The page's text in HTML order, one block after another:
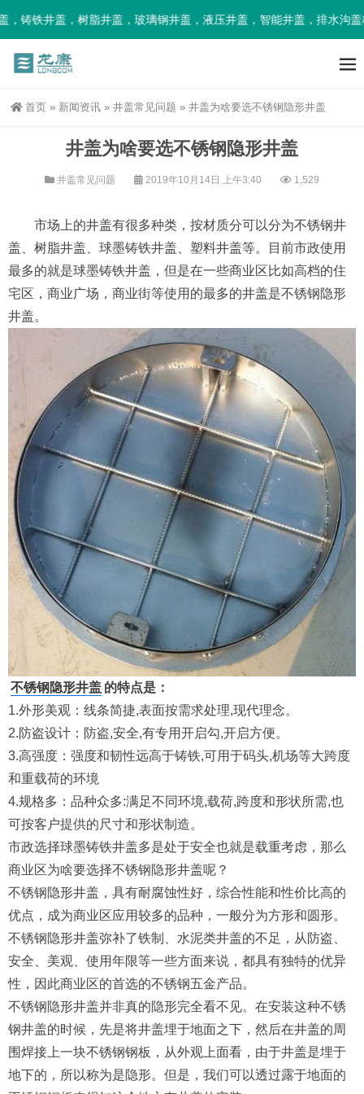
铁井盖，树脂井盖，玻璃钢井盖，液压井盖，智能井盖，排水沟盖
首页 » 新闻资讯 » 井盖常见问题 » 井盖为啥要选不锈钢隐形井盖
井盖为啥要选不锈钢隐形井盖
井盖常见问题 2019年10月14日 上午3:40 1,529
市场上的井盖有很多种类，按材质分可以分为不锈钢井
盖、树脂井盖、球墨铸铁井盖、塑料井盖等。目前市政使用
最多的就是球墨铸铁井盖，但是在一些商业区比如高档的住
宅区，商业广场，商业街等使用的最多的井盖是不锈钢隐形
井盖。
不锈钢隐形井盖 的特点是：
1.外形美观：线条简捷,表面按需求处理,现代理念。
2.防盗设计：防盗,安全,有专用开启勾,开启方便。
3.高强度：强度和韧性远高于铸铁,可用于码头,机场等大跨度
和重载荷的环境
4.规格多：品种众多:满足不同环境,载荷,跨度和形状所需,也
可按客户提供的尺寸和形状制造。
市政选择球墨铸铁井盖多是处于安全也就是载重考虑，那么
商业区为啥要选择不锈钢隐形井盖呢？
不锈钢隐形井盖，具有耐腐蚀性好，综合性能和性价比高的
优点，成为商业区应用较多的品种，一般分为方形和圆形。
不锈钢隐形井盖弥补了铁制、水泥类井盖的不足，从防盗、
安全、美观、使用年限等一些方面来说，都具有独特的优异
性，因此商业区的首选的不锈钢五金产品。
不锈钢隐形井盖并非真的隐形完全看不见。在安装这种不锈
钢井盖的时候，先是将井盖埋于地面之下，然后在井盖的周
围焊接上一块不锈钢钢板，从外观上面看，由于井盖是埋于
地下的，所以称为是隐形。但是，我们可以透过露于地面的